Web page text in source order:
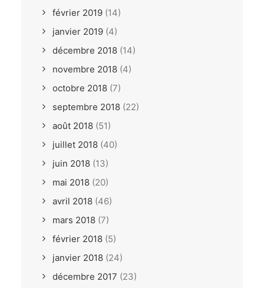
février 2019 (14)
janvier 2019 (4)
décembre 2018 (14)
novembre 2018 (4)
octobre 2018 (7)
septembre 2018 (22)
août 2018 (51)
juillet 2018 (40)
juin 2018 (13)
mai 2018 (20)
avril 2018 (46)
mars 2018 (7)
février 2018 (5)
janvier 2018 (24)
décembre 2017 (23)